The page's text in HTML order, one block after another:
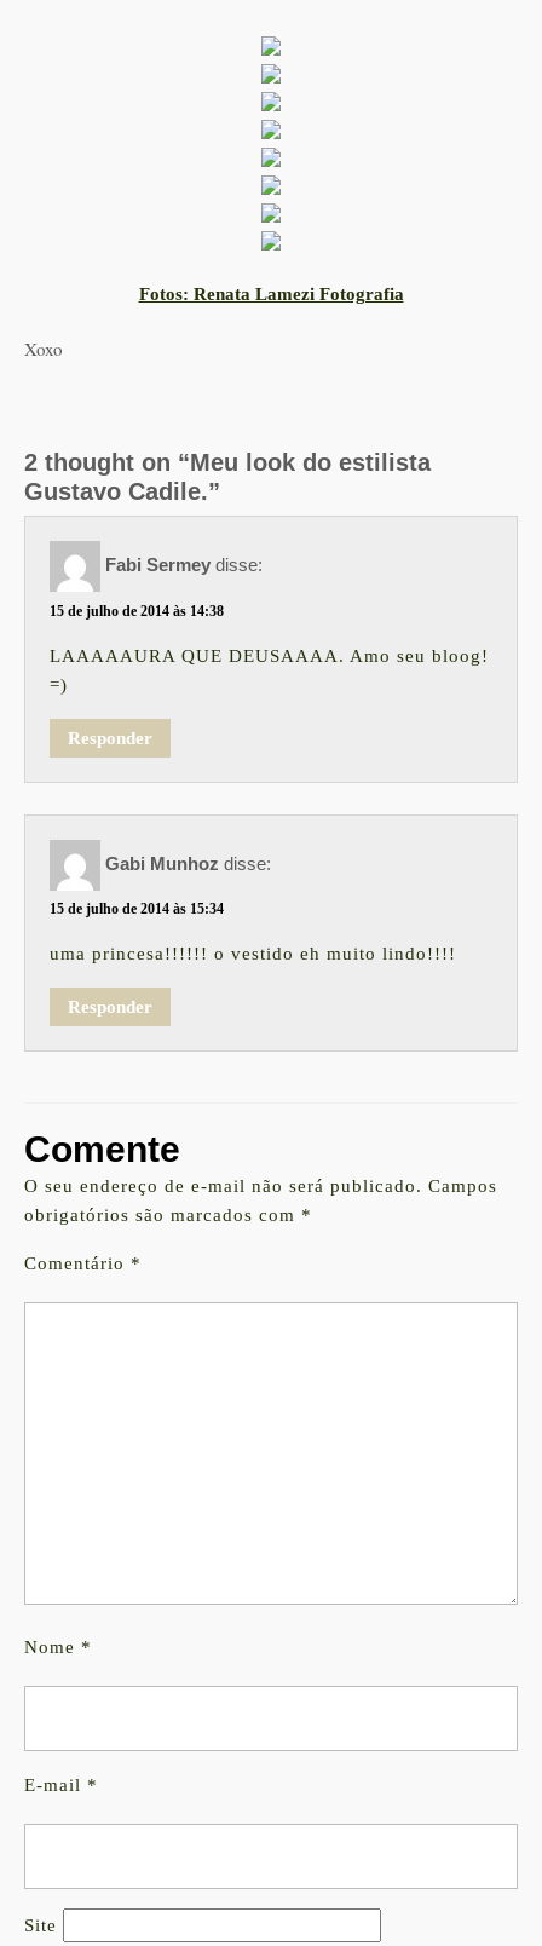
Fotos: Renata Lamezi Fotografia
Xoxo
2 thought on “Meu look do estilista
Gustavo Cadile.”
Fabi Sermey disse:
15 de julho de 2014 às 14:38
LAAAAAURA QUE DEUSAAAA. Amo seu bloog!
=)
Responder
Gabi Munhoz disse:
15 de julho de 2014 às 15:34
uma princesa!!!!!! o vestido eh muito lindo!!!!
Responder
Comente
O seu endereço de e-mail não será publicado. Campos
obrigatórios são marcados com *
Comentário *
Nome *
E-mail *
Site